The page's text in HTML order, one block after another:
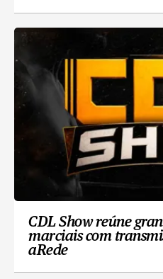
CDL Show reúne
marciais com
aRede